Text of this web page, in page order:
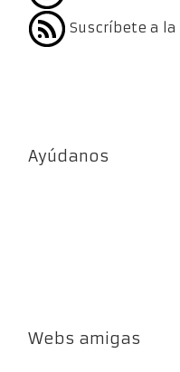
Suscríbete a la
Ayúdanos
Webs amigas